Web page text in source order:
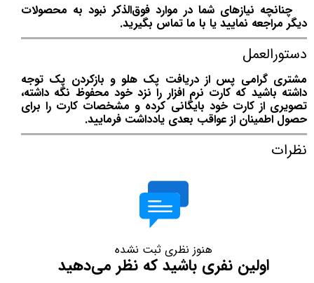
چنانچه نیازهای شما در موارد فوق‌الذکر نبود به محصولات
دیگر مراجعه نمایید یا با ما تماس بگیرید.
دستورالعمل
مشتری گرامی پس از دریافت پک هلو و بازکردن پک توجه
داشته باشید که کارت نرم افزار را نزد خود محفوظ نگه داشته،
تصویری از کارت خود بایگانی کرده و مشخصات کارت را برای
حصول اطمینان از عواقب بعدی یادداشت فرمایید.
نظرات
هنوز نظری ثبت نشده
اولین نفری باشید که نظر می‌دهید